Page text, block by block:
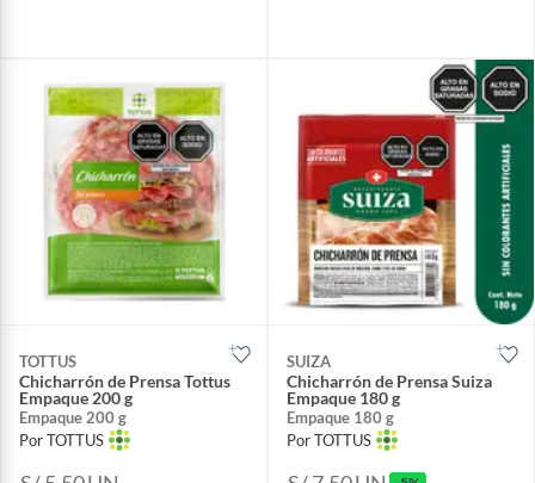
TOTTUS
Chicharrón de Prensa Tottus
Empaque 200 g
Empaque 200 g
Por TOTTUS
SUIZA
Chicharrón de Prensa Suiza
Empaque 180 g
Empaque 180 g
Por TOTTUS